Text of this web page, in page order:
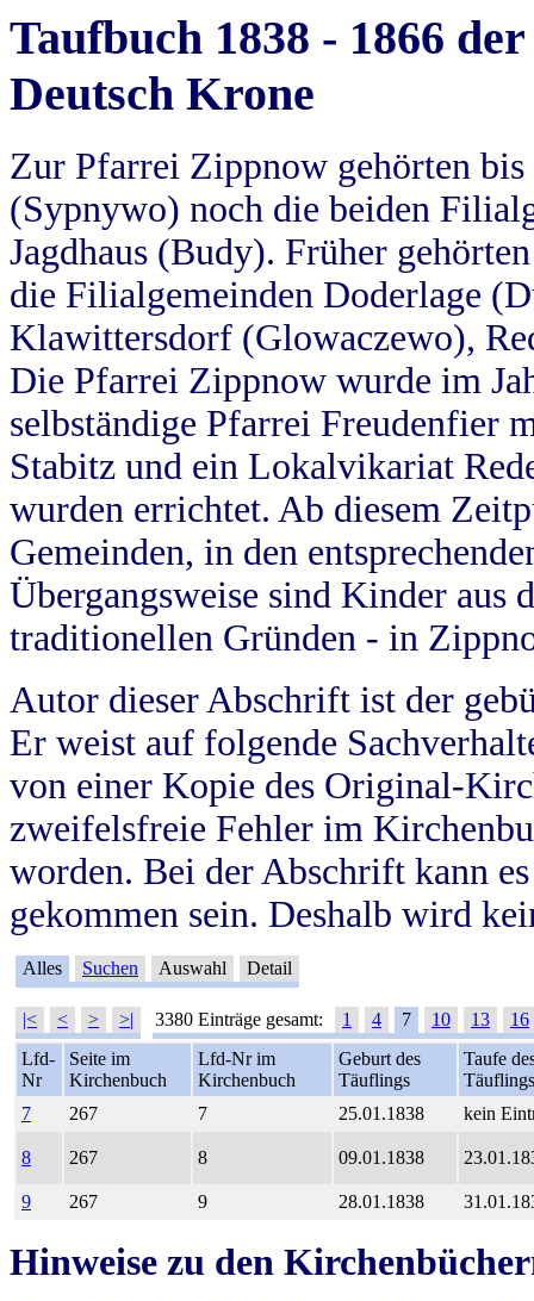
Taufbuch 1838 - 1866
Deutsch Krone
Zur Pfarrei Zippnow gehörten
(Sypnywo) noch die beiden
Jagdhaus (Budy). Früher
die Filialgemeinden Doderlage
Klawittersdorf (Glowaczewo),
Die Pfarrei Zippnow wurde im
selbständige Pfarrei Freudenfier
Stabitz und ein Lokalvikariat
wurden errichtet. Ab diesem
Gemeinden, in den
Übergangsweise sind Kinder aus
traditionellen Gründen - in
Autor dieser Abschrift ist der
Er weist auf folgende
von einer Kopie des Original-
zweifelsfreie Fehler im
worden. Bei der Abschrift kann
gekommen sein. Deshalb wird
Alles Suchen Auswahl Detail
|< < > >| 3380 Einträge gesamt: 1 4 7 10 13
16
Lfd-
Nr
Seite im
Kirchenbuch
Lfd-Nr im
Kirchenbuch
Geburt des
Täuflings
Taufe
Täuflings
7
267 7 25.01.1838 kein
8 267 8 09.01.1838
9 267 9 28.01.1838
Hinweise zu den